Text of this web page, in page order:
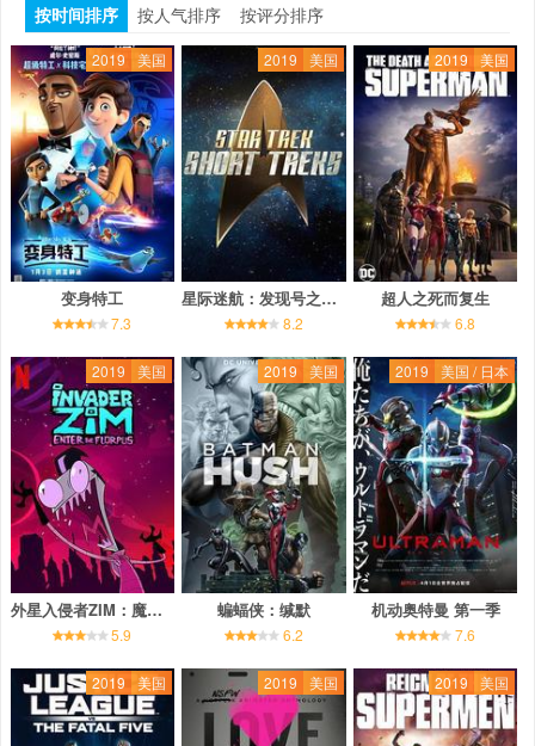
按时间排序
按人气排序 按评分排序
2019 美国
变身特工
7.3
2019 美国
星际迷航：发现号之短途 第二季
8.2
2019 美国
超人之死而复生
6.8
2019 美国
外星入侵者ZIM：魔幻入口
5.9
2019 美国
蝙蝠侠：缄默
6.2
2019 美国 / 日本
机动奥特曼 第一季
7.6
2019 美国 2019 美国 2019 美国